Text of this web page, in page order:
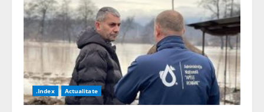
renovate
și
cu
deschidere
oficială
în
parc
.Index Actualitate